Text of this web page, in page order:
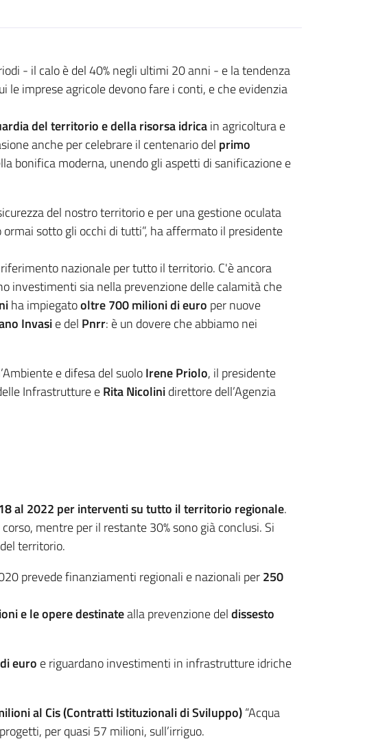
- il calo è del 40% negli ultimi 20 anni - e la tendenza
imprese agricole devono fare i conti, e che evidenzia
del territorio e della risorsa idricain agricoltura e
anche per celebrare il centenario del primo
bonifica moderna, unendo gli aspetti di sanificazione e
del nostro territorio e per una gestione oculata
sotto gli occhi di tutti”, ha affermato il presidente
nazionale per tutto il territorio. C'è ancora
investimenti sia nella prevenzione delle calamità che
ha impiegatooltre 700 milioni di euro per nuove
Invasie del Pnrr: è un dovere che abbiamo nei
e difesa del suoloIrene Priolo, il presidente
Infrastrutture eRita Nicolinidirettore dell’Agenzia
al 2022 per interventi su tutto il territorio regionale.
mentre per il restante 30% sono già conclusi. Si
territorio.
prevede finanziamenti regionali e nazionali per250
e le opere destinatealla prevenzione deldissesto
euro e riguardano investimenti in infrastrutture idriche
al Cis (Contratti Istituzionali di Sviluppo)“Acqua
per quasi 57 milioni, sull’irriguo.